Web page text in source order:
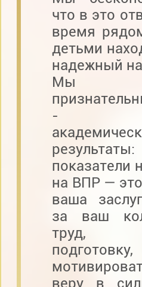
что в это
время
детьми
надежный
Мы
-
показатели
на ВПР —
ваша
за ваш
труд,
веру в